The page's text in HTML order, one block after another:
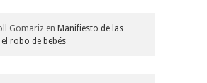
Gomariz en Manifiesto de las
robo de bebés